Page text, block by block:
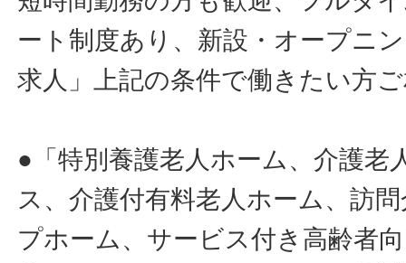
ート制度あり、新設・オープニ
求人」上記の条件で働きたい方
●「特別養護老人ホーム、介護老
ス、介護付有料老人ホーム、訪
プホーム、サービス付き高齢者